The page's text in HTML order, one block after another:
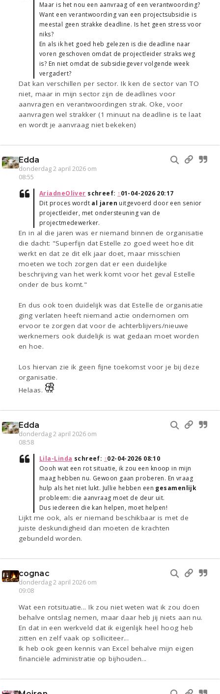
Maar is het nou een aanvraag of een verantwoording?
Want een verantwoording van een projectsubsidie is
meestal geen strakke deadline. Is het geen stress voor
niks?
En als ik het goed heb gelezen is die deadline naar
voren geschoven omdat de projectleider straks weg
is? En niet omdat de subsidiegever volgende week
vergadert?
Dat kan verschillen per sector. Ik ken de sector van TO
niet, maar in mijn sector zijn de deadlines voor
aanvragen en verantwoordingen strak. Oke, voor
aanvragen wel strakker (1 minuut na deadline is te laat
en wordt je aanvraag niet bekeken)
Edda
donderdag 2 april 2026 om
08:55
AriadneOliver schreef: ↑01-04-2026 20:17
Dit proces wordt al jaren uitgevoerd door een senior
projectleider, met ondersteuning van de
projectmedewerker.
En in al die jaren was er niemand binnen de organisatie
die dacht: "Superfijn dat Estelle zo goed weet hoe dit
werkt en dat ze dit elk jaar doet, maar misschien
moeten we toch zorgen dat er een duidelijke
beschrijving van het werk komt voor het geval Estelle
onder de bus komt."
En dus ook toen duidelijk was dat Estelle de organisatie
ging verlaten heeft niemand actie ondernomen om
ervoor te zorgen dat voor de achterblijvers/nieuwe
werknemers ook duidelijk is wat gedaan moet worden
en hoe.
Los hiervan zie ik geen fijne toekomst voor je bij deze
organisatie.
Helaas.
Edda
donderdag 2 april 2026 om
08:58
Lila-Linda schreef: ↑02-04-2026 08:10
Oooh wat een rot situatie, ik zou een knoop in mijn
maag hebben nu. Gewoon gaan proberen. En vraag
hulp als het niet lukt. Jullie hebben een gesamenlijk
probleem: die aanvraag moet de deur uit.
Dus iedereen die kan helpen, moet helpen!
Lijkt me ook, als er niemand beschikbaar is met de
juiste deskundigheid dan moeten de krachten
gebundeld worden.
cognac
donderdag 2 april 2026 om
09:08
Wat een rotsituatie... Ik zou niet weten wat ik zou doen
behalve ontslag nemen, maar daar heb jij niets aan nu.
En dat in een werkveld dat ik eigenlijk heel hoog heb
zitten en zelf vaak op solliciteer...
Ik heb ook geen kennis van Excel behalve mijn eigen
financiële administratie op bijhouden...